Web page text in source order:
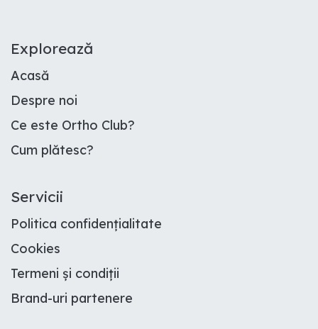
E​xplorează
Acasă
Despre noi
Ce este Ortho Club?
Cum plătesc?
Servicii
Politica confidențialitate
Cookies
Termeni și condiții
Brand-uri partenere